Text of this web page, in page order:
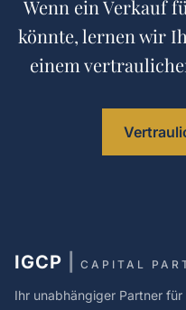
Wenn ein Verkauf
könnte, lernen wir
einem
IGCP CAPITAL
Ihr unabhängiger Partner